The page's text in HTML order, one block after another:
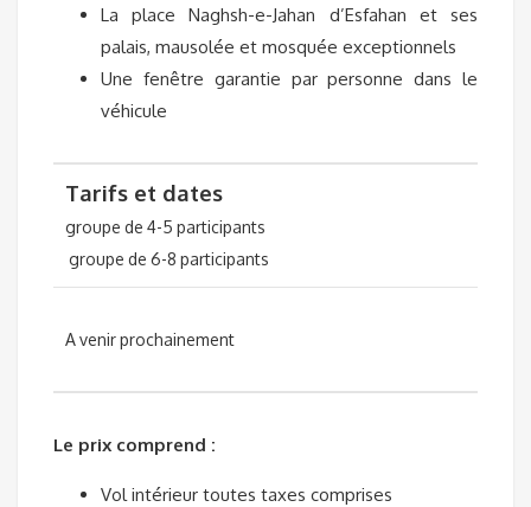
La place Naghsh-e-Jahan d’Esfahan et ses
palais, mausolée et mosquée exceptionnels
Une fenêtre garantie par personne dans le
véhicule
Tarifs et dates
groupe de 4-5 participants
groupe de 6-8 participants
A venir prochainement
Le prix comprend :
Vol intérieur toutes taxes comprises